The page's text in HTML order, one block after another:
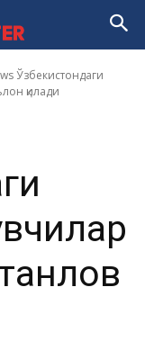
Ўзбекистондаги
қилади